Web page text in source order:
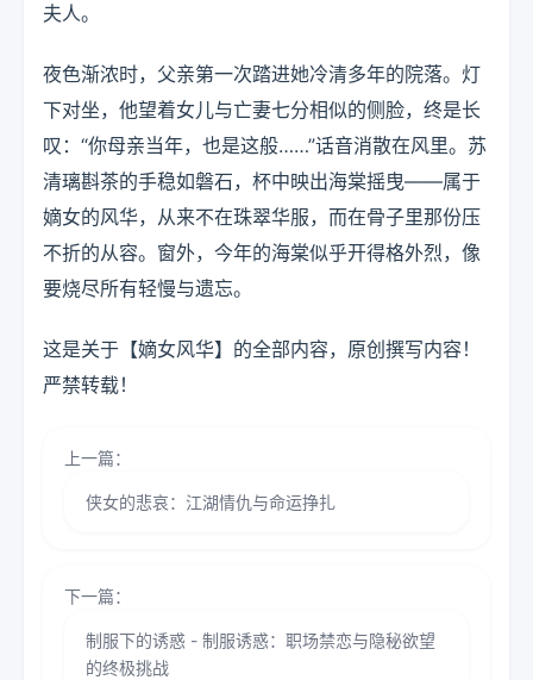
夫人。
夜色渐浓时，父亲第一次踏进她冷清多年的院落。灯
下对坐，他望着女儿与亡妻七分相似的侧脸，终是长
叹：“你母亲当年，也是这般……”话音消散在风里。苏
清璃斟茶的手稳如磐石，杯中映出海棠摇曳——属于
嫡女的风华，从来不在珠翠华服，而在骨子里那份压
不折的从容。窗外，今年的海棠似乎开得格外烈，像
要烧尽所有轻慢与遗忘。
这是关于【嫡女风华】的全部内容，原创撰写内容！
严禁转载！
上一篇：
侠女的悲哀：江湖情仇与命运挣扎
下一篇：
制服下的诱惑 - 制服诱惑：职场禁恋与隐秘欲望
的终极挑战